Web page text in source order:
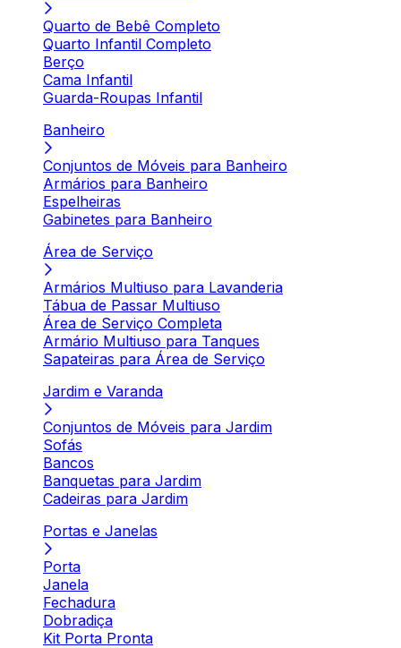
Quarto de Bebê Completo
Quarto Infantil Completo
Berço
Cama Infantil
Guarda-Roupas Infantil
Banheiro
Conjuntos de Móveis para Banheiro
Armários para Banheiro
Espelheiras
Gabinetes para Banheiro
Área de Serviço
Armários Multiuso para Lavanderia
Tábua de Passar Multiuso
Área de Serviço Completa
Armário Multiuso para Tanques
Sapateiras para Área de Serviço
Jardim e Varanda
Conjuntos de Móveis para Jardim
Sofás
Bancos
Banquetas para Jardim
Cadeiras para Jardim
Portas e Janelas
Porta
Janela
Fechadura
Dobradiça
Kit Porta Pronta